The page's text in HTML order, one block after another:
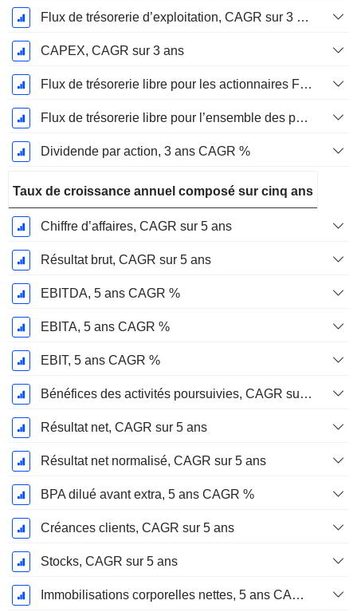
Flux de trésorerie d’exploitation, CAGR sur 3 ans
CAPEX, CAGR sur 3 ans
Flux de trésorerie libre pour les actionnaires FCFE, CAGR sur 3 ans
Flux de trésorerie libre pour l’ensemble des pourvoyeurs de fonds (créanciers et actionnaires) FCFF, CAGR sur 3 ans
Dividende par action, 3 ans CAGR %
Taux de croissance annuel composé sur cinq ans
Chiffre d’affaires, CAGR sur 5 ans
Résultat brut, CAGR sur 5 ans
EBITDA, 5 ans CAGR %
EBITA, 5 ans CAGR %
EBIT, 5 ans CAGR %
Bénéfices des activités poursuivies, CAGR sur 5 ans
Résultat net, CAGR sur 5 ans
Résultat net normalisé, CAGR sur 5 ans
BPA dilué avant extra, 5 ans CAGR %
Créances clients, CAGR sur 5 ans
Stocks, CAGR sur 5 ans
Immobilisations corporelles nettes, 5 ans CAGR %